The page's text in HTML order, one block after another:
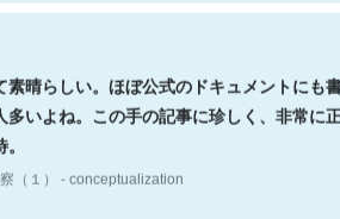
晴らしい。ほぼ公式のドキュメントにも書
多いよね。この手の記事に珍しく、非常に
。
（１） - conceptualization